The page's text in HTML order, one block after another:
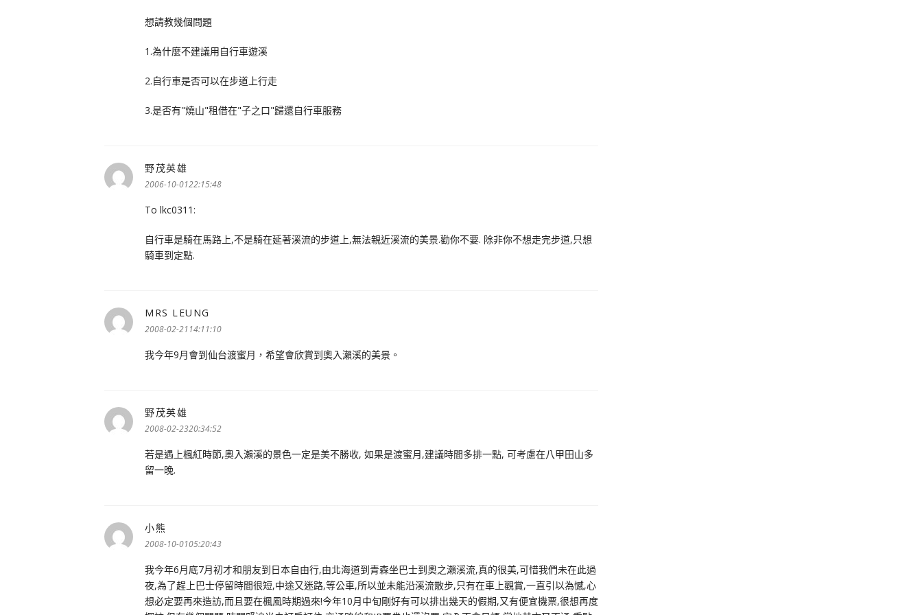
想請教幾個問題
1.為什麼不建議用自行車遊溪
2.自行車是否可以在步道上行走
3.是否有"燒山"租借在"子之口"歸還自行車服務
野茂英雄
示:
2006-10-0122:15:48
To lkc0311:
自行車是騎在馬路上,不是騎在延著溪流的步道上,無法親近溪流的美景.勸你不要. 除非你不想走完步道,只想
騎車到定點.
MRS LEUNG
示:
2008-02-2114:11:10
我今年9月會到仙台渡蜜月，希望會欣賞到奧入瀨溪的美景。
野茂英雄
示:
2008-02-2320:34:52
若是遇上楓紅時節,奧入瀨溪的景色一定是美不勝收, 如果是渡蜜月,建議時間多排一點, 可考慮在八甲田山多
留一晚.
小熊
示:
2008-10-0105:20:43
我今年6月底7月初才和朋友到日本自由行,由北海道到青森坐巴士到奧之瀨溪流,真的很美,可惜我們未在此過
夜,為了趕上巴士停留時間很短,中途又迷路,等公車,所以並未能沿溪流散步,只有在車上觀賞,一直引以為憾,心
想必定要再來造訪,而且要在楓風時期過來!今年10月中旬剛好有可以排出幾天的假期,又有便宜機票,很想再度